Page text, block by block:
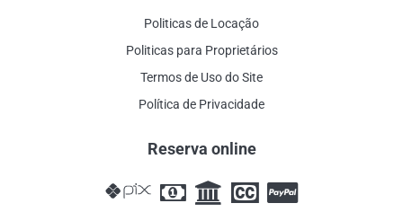
Politicas de Locação
Politicas para Proprietários
Termos de Uso do Site
Política de Privacidade
Reserva online